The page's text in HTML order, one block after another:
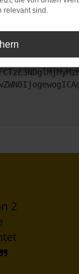
kontaktiere
2
relevant sind.